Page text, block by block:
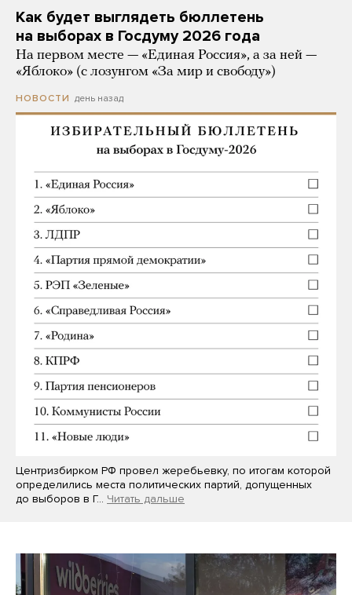
Как будет выглядеть бюллетень
на выборах в Госдуму 2026 года
На первом месте — «Единая Россия», а за ней —
«Яблоко» (с лозунгом «За мир и свободу»)
НОВОСТИ день назад
Центризбирком РФ провел жеребьевку, по итогам которой
определились места политических партий, допущенных
до выборов в Г… Читать дальше